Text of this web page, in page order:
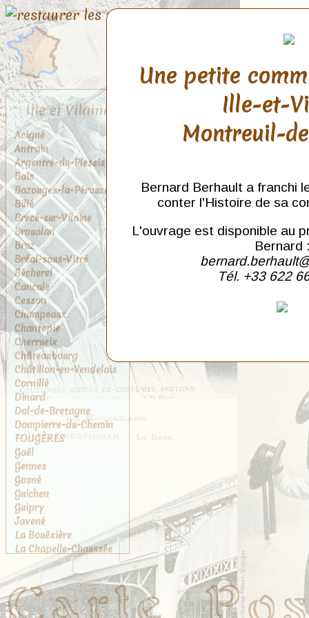
Ille et Vilaine
Acigné
Antrain
Argentré-du-Plessis
Bais
Bazouges-la-Pérouse
Billé
Brecé-sur-Vilaine
Broualan
Bruz
Bréal-sous-Vitré
Bécherel
Cancale
Cesson
Champeaux
Chantepie
Cherrueix
Châteaubourg
Châtillon-en-Vendelais
Cornillé
Dinard
Dol-de-Bretagne
Dompierre-du-Chemin
FOUGÈRES
Gaël
Gennes
Gosné
Guichen
Guipry
Javené
La Bouëxière
La Chapelle-Chaussée
La Chapelle-des-
Fougeretz
La Gouesnière
La Rance
Une petite
Ille-et-
Montreuil-
Bernard Berhault a franchi
conter l'Histoire de sa
L'ouvrage est disponible au
Bernard
Tél. +33 622